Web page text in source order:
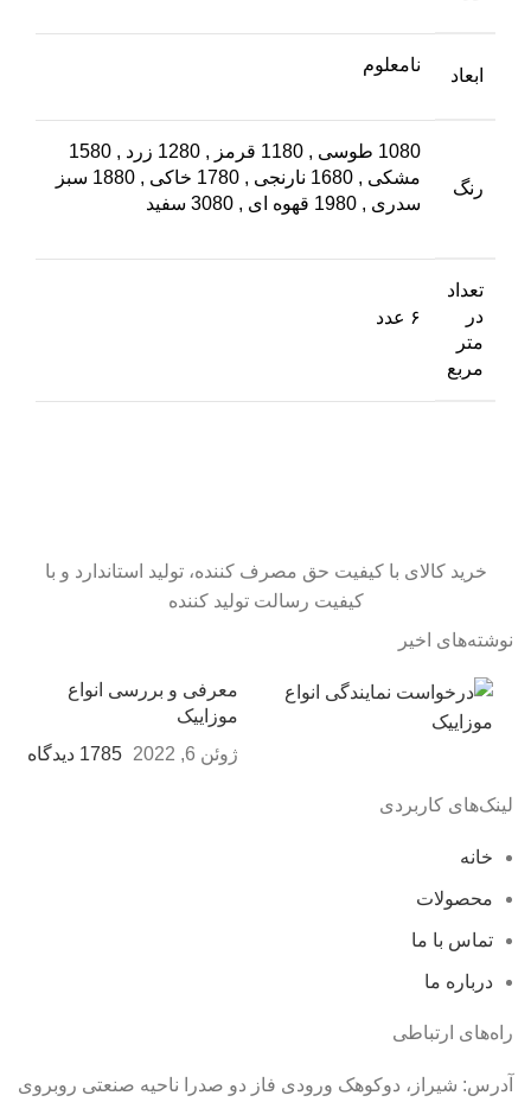
ابعاد
نامعلوم
رنگ
1080 طوسی , 1180 قرمز , 1280 زرد ,
1580
مشکی , 1680 نارنجی , 1780 خاکی ,
1880 سبز
سدری , 1980 قهوه ای , 3080 سفید
تعداد
در
متر
مربع
۶ عدد
خرید کالای با کیفیت حق مصرف کننده، تولید استاندارد و با
کیفیت رسالت تولید کننده
نوشته‌های اخیر
معرفی و بررسی انواع
موزاییک
ژوئن 6, 2022
1785 دیدگاه
لینک‌های کاربردی
خانه
محصولات
تماس با ما
درباره ما
راه‌های ارتباطی
آدرس: شیراز، دوکوهک ورودی فاز دو صدرا ناحیه صنعتی روبروی